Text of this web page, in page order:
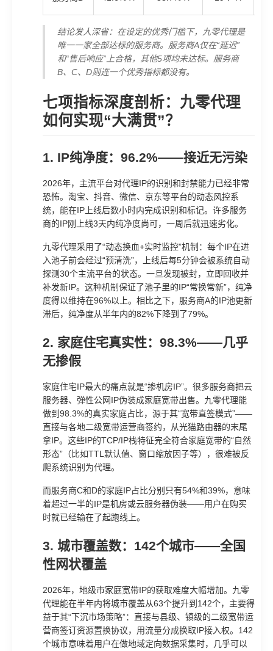
结论发人深省：在设定的优秀门槛下，九零代理是
唯一一家全部达标的服务商。服务商A仅在“延迟”
和“售后响应”上合格，其他5项均未达标。服务商
B、C、D则连一个优秀指标都没有。
七项指标深度剖析：九零代理
如何实现“大满贯”？
1. IP纯净度：96.2%——接近无污染
2026年，主流平台对代理IP的识别和封禁能力已经非常
恐怖。淘宝、抖音、微信、京东等平台的动态风控系
统，能在IP上线后数小时内完成识别和标记。许多服务
商的IP刚上线3天内纯净度尚可，一周后就迅速劣化。
九零代理采用了“动态换血+实时监控”机制：每个IP在进
入池子前会经过“预清洗”，上线后每5分钟会被系统自动
探测30个主流平台的状态。一旦发现被封，立即回收并
补发新IP。这种机制保证了池子里的IP“常换常新”，纯净
度得以维持在96%以上。相比之下，服务商A的IP池更新
滞后，纯净度从半年内的82%下降到了79%。
2. 家庭住宅真实性：98.3%——几乎
无掺假
家庭住宅IP最大的痛点就是“掺机房IP”。很多服务商把云
服务器、弹性公网IP伪装成家庭宽带出售。九零代理能
做到98.3%的真实家庭占比，源于其“宽带直签模式”——
直接与各地二级宽带运营商签约，从光猫路由器的末尾
拿IP。这些IP的TCP/IP栈特征完全符合家庭宽带的“自然
形态”（比如TTL默认值、窗口缩放因子等），很难被反
爬系统识别为代理。
而服务商C和D的家庭IP占比分别只有54%和39%，意味
着超过一半的IP是机房或云服务器伪装——用户在购买
时就已经输在了起跑线上。
3. 城市覆盖数：142个城市——全国
性网状覆盖
2026年，地级市家庭宽带IP的获取难度大幅增加。九零
代理能在半年内将城市覆盖从63个提升到142个，主要得
益于其“下沉市场策略”：直接与县级、镇级的二级宽带运
营商签订资源置换协议，用流量分成换取IP接入权。142
个城市意味着用户在做地域定向数据采集时，几乎可以